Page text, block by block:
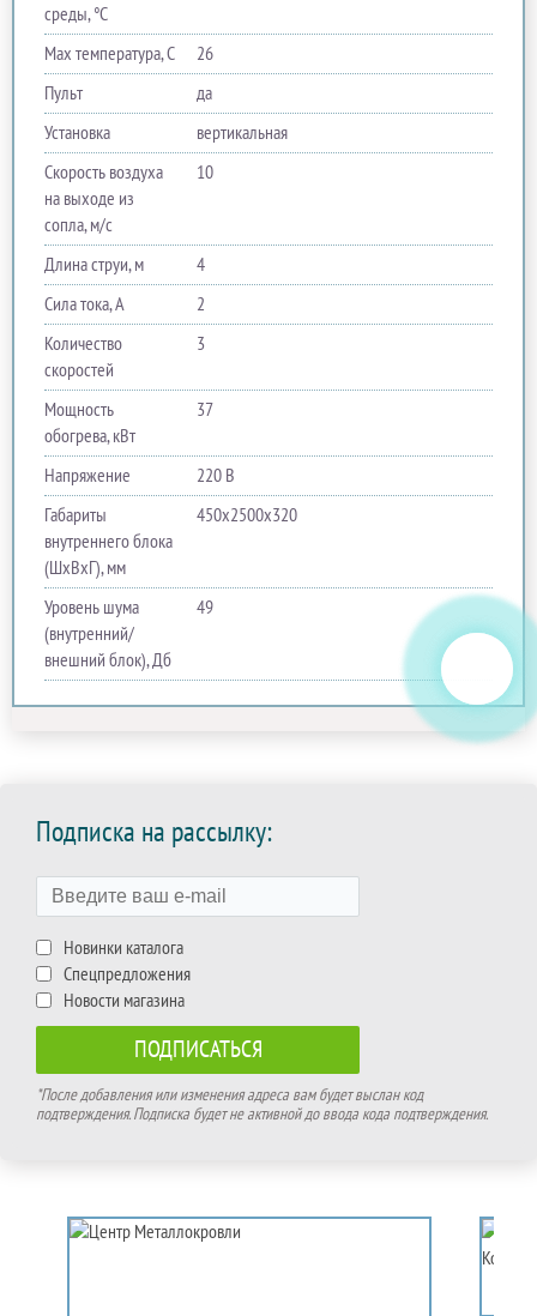
среды, °C
Max температура, C
26
Пульт
да
Установка
вертикальная
Скорость воздуха
на выходе из
сопла, м/с
10
Длина струи, м
4
Сила тока, A
2
Количество
скоростей
3
Мощность
обогрева, кВт
37
Напряжение
220 В
Габариты
внутреннего блока
(ШхВхГ), мм
450х2500х320
Уровень шума
(внутренний/
внешний блок), Дб
49
Подписка на рассылку:
Новинки каталога
Спецпредложения
Новости магазина
*После добавления или изменения адреса вам будет выслан код
подтверждения. Подписка будет не активной до ввода кода подтверждения.